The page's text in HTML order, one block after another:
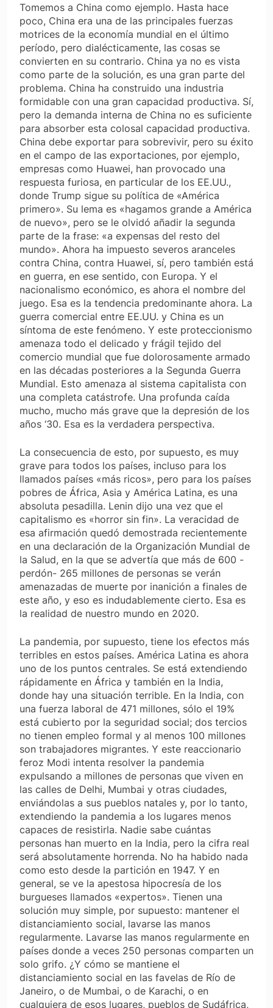
Tomemos a China como ejemplo. Hasta hace
poco, China era una de las principales fuerzas
motrices de la economía mundial en el último
período, pero dialécticamente, las cosas se
convierten en su contrario. China ya no es vista
como parte de la solución, es una gran parte del
problema. China ha construido una industria
formidable con una gran capacidad productiva. Sí,
pero la demanda interna de China no es suficiente
para absorber esta colosal capacidad productiva.
China debe exportar para sobrevivir, pero su éxito
en el campo de las exportaciones, por ejemplo,
empresas como Huawei, han provocado una
respuesta furiosa, en particular de los EE.UU.,
donde Trump sigue su política de «América
primero». Su lema es «hagamos grande a América
de nuevo», pero se le olvidó añadir la segunda
parte de la frase: «a expensas del resto del
mundo». Ahora ha impuesto severos aranceles
contra China, contra Huawei, sí, pero también está
en guerra, en ese sentido, con Europa. Y el
nacionalismo económico, es ahora el nombre del
juego. Esa es la tendencia predominante ahora. La
guerra comercial entre EE.UU. y China es un
síntoma de este fenómeno. Y este proteccionismo
amenaza todo el delicado y frágil tejido del
comercio mundial que fue dolorosamente armado
en las décadas posteriores a la Segunda Guerra
Mundial. Esto amenaza al sistema capitalista con
una completa catástrofe. Una profunda caída
mucho, mucho más grave que la depresión de los
años ‘30. Esa es la verdadera perspectiva.
La consecuencia de esto, por supuesto, es muy
grave para todos los países, incluso para los
llamados países «más ricos», pero para los países
pobres de África, Asia y América Latina, es una
absoluta pesadilla. Lenin dijo una vez que el
capitalismo es «horror sin fin». La veracidad de
esa afirmación quedó demostrada recientemente
en una declaración de la Organización Mundial de
la Salud, en la que se advertía que más de 600 -
perdón- 265 millones de personas se verán
amenazadas de muerte por inanición a finales de
este año, y eso es indudablemente cierto. Esa es
la realidad de nuestro mundo en 2020.
La pandemia, por supuesto, tiene los efectos más
terribles en estos países. América Latina es ahora
uno de los puntos centrales. Se está extendiendo
rápidamente en África y también en la India,
donde hay una situación terrible. En la India, con
una fuerza laboral de 471 millones, sólo el 19%
está cubierto por la seguridad social; dos tercios
no tienen empleo formal y al menos 100 millones
son trabajadores migrantes. Y este reaccionario
feroz Modi intenta resolver la pandemia
expulsando a millones de personas que viven en
las calles de Delhi, Mumbai y otras ciudades,
enviándolas a sus pueblos natales y, por lo tanto,
extendiendo la pandemia a los lugares menos
capaces de resistirla. Nadie sabe cuántas
personas han muerto en la India, pero la cifra real
será absolutamente horrenda. No ha habido nada
como esto desde la partición en 1947. Y en
general, se ve la apestosa hipocresía de los
burgueses llamados «expertos». Tienen una
solución muy simple, por supuesto: mantener el
distanciamiento social, lavarse las manos
regularmente. Lavarse las manos regularmente en
países donde a veces 250 personas comparten un
solo grifo. ¿Y cómo se mantiene el
distanciamiento social en las favelas de Río de
Janeiro, o de Mumbai, o de Karachi, o en
cualquiera de esos lugares, pueblos de Sudáfrica,